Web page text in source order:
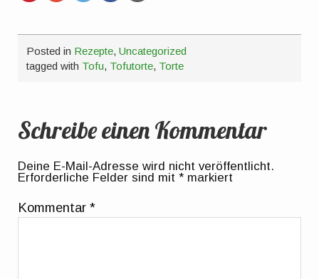
Posted in Rezepte,Uncategorized
tagged with Tofu, Tofutorte, Torte
Schreibe einen Kommentar
Deine E-Mail-Adresse wird nicht veröffentlicht.
Erforderliche Felder sind mit* markiert
Kommentar*